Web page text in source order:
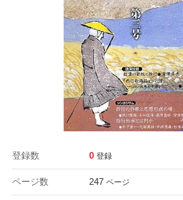
登録数 0 登録
ページ数 247 ページ